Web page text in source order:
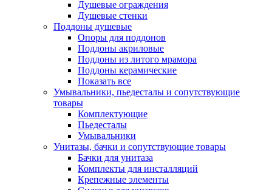
Душевые ограждения
Душевые стенки
Поддоны душевые
Опоры для поддонов
Поддоны акриловые
Поддоны из литого мрамора
Поддоны керамические
Показать все
Умывальники, пьедесталы и сопутствующие
товары
Комплектующие
Пьедесталы
Умывальники
Унитазы, бачки и сопутствующие товары
Бачки для унитаза
Комплекты для инсталляций
Крепежные элементы